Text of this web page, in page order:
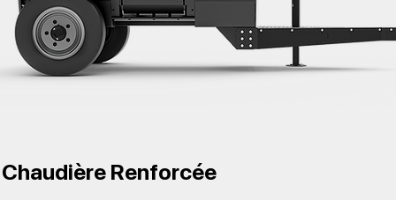
Chaudière Renforcée